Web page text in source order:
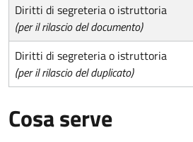
Diritti di segreteria o istruttoria
(per il rilascio del documento)
Diritti di segreteria o istruttoria
(per il rilascio del duplicato)
Cosa serve